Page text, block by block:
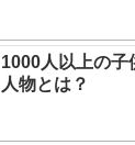
1000人以上の子
人物とは？